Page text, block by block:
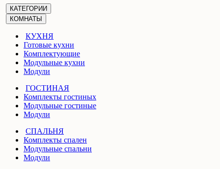
КАТЕГОРИИ
КОМНАТЫ
КУХНЯ
Готовые кухни
Комплектующие
Модульные кухни
Модули
ГОСТИНАЯ
Комплекты гостиных
Модульные гостиные
Модули
СПАЛЬНЯ
Комплекты спален
Модульные спальни
Модули